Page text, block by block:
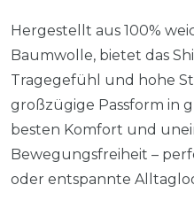
Hergestellt aus 100%
Baumwolle, bietet das
Tragegefühl und hohe
großzügige Passform in
besten Komfort und
Bewegungsfreiheit –
oder entspannte